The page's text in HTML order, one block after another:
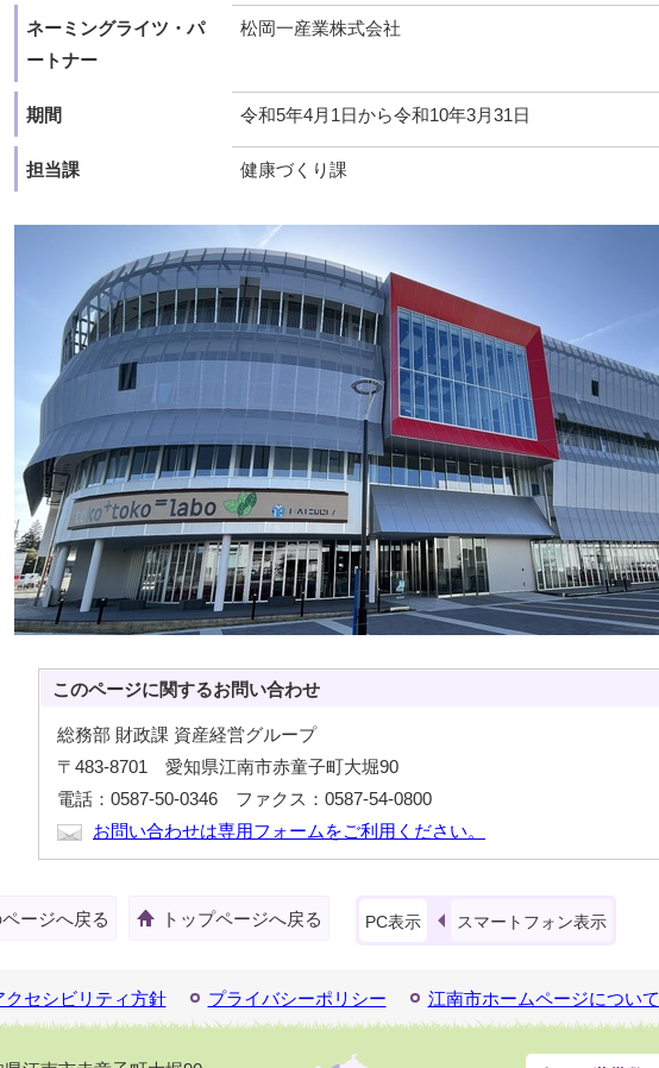
ネーミングライツ・パ
ートナー
松岡一産業株式会社
期間 令和5年4月1日から令和10年3月31日
担当課 健康づくり課
このページに関するお問い合わせ
総務部 財政課 資産経営グループ
〒483-8701 愛知県江南市赤童子町大堀90
電話：0587-50-0346 ファクス：0587-54-0800
お問い合わせは専用フォームをご利用ください。
ージへ戻る トップページへ戻る PC表示 スマートフォン表示
クセシビリティ方針 プライバシーポリシー 江南市ホームページについて